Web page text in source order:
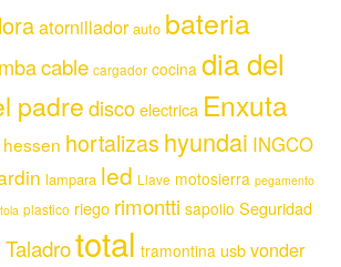
atornillador auto bateria
cable cargador cocina dia del
padrediscoelectrica Enxuta
hessen hortalizas hyundai INGCO
lampara led Llave motosierra pegamento
plastico riego rimontti sapolio Seguridad
Taladrototal tramontina usbvonder